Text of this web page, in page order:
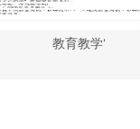
教育教学‘